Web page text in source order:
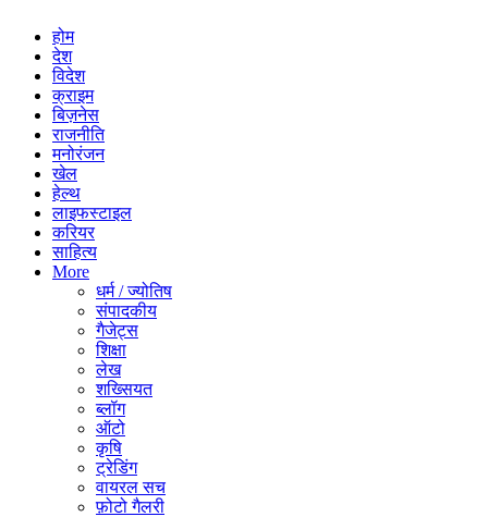
होम
देश
विदेश
क्राइम
बिज़नेस
राजनीति
मनोरंजन
खेल
हेल्थ
लाइफस्टाइल
करियर
साहित्य
More
धर्म / ज्योतिष
संपादकीय
गैजेट्स
शिक्षा
लेख
शख्सियत
ब्लॉग
ऑटो
कृषि
ट्रेडिंग
वायरल सच
फ़ोटो गैलरी